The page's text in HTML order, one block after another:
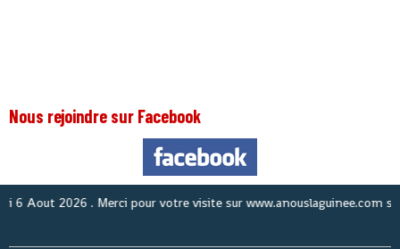
Nous rejoindre sur Facebook
2026. Merci pour votre visite sur www.anouslaguinee.com site